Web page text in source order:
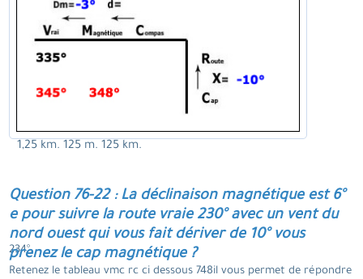
1,25 km. 125 m. 125 km.
Question 76-22 : La déclinaison magnétique est 6°
e pour suivre la route vraie 230° avec un vent du
nord ouest qui vous fait dériver de 10° vous
prenez le cap magnétique ?
234°.
Retenez le tableau vmc rc ci dessous 748il vous permet de répondre